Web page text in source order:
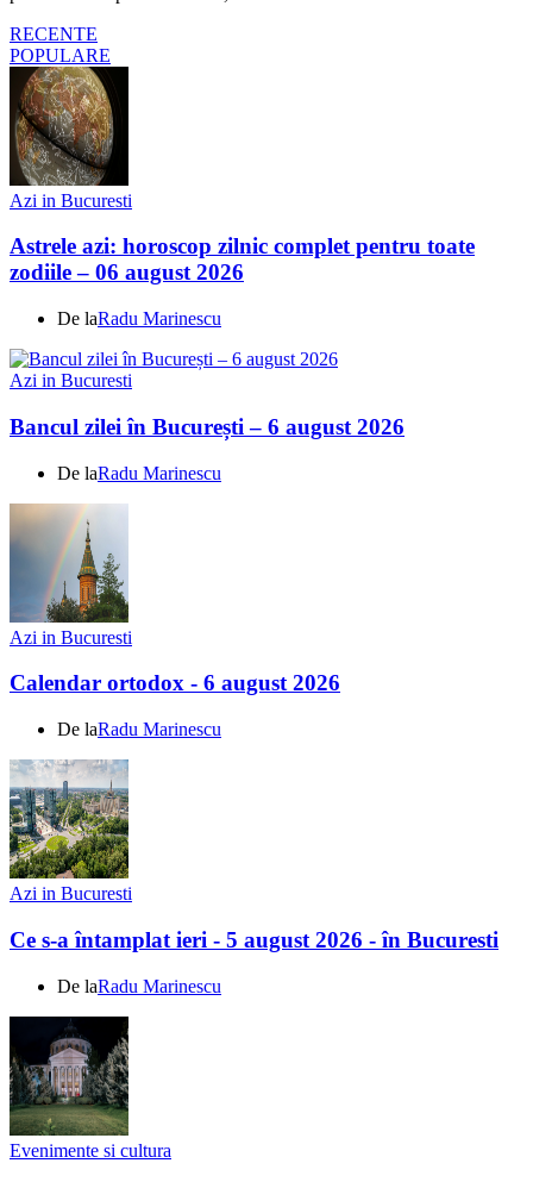
RECENTE
POPULARE
Azi in Bucuresti
Astrele azi: horoscop zilnic complet pentru toate
zodiile – 06 august 2026
De laRadu Marinescu
Azi in Bucuresti
Bancul zilei în București – 6 august 2026
De laRadu Marinescu
Azi in Bucuresti
Calendar ortodox - 6 august 2026
De laRadu Marinescu
Azi in Bucuresti
Ce s-a întamplat ieri - 5 august 2026 - în Bucuresti
De laRadu Marinescu
Evenimente si cultura